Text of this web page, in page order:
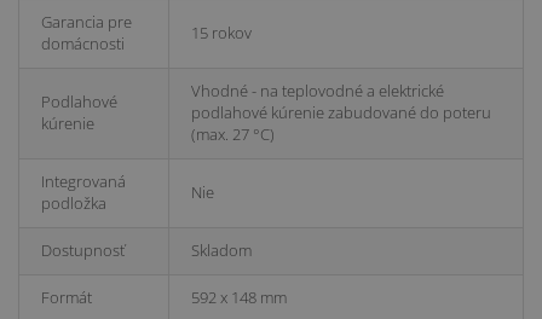
Garancia pre
domácnosti
15 rokov
Podlahové
kúrenie
Vhodné - na teplovodné a elektrické
podlahové kúrenie zabudované do poteru
(max. 27 °C)
Integrovaná
podložka
Nie
Dostupnosť Skladom
Formát 592 x 148 mm